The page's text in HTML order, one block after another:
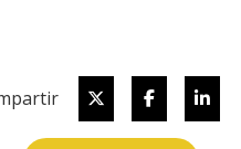
TwitterFacebook